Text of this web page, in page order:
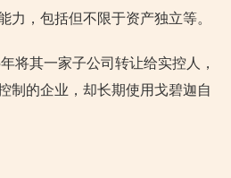
力，包括但不限于资产独立等。
将其一家子公司转让给实控人，
制的企业，却长期使用戈碧迦自